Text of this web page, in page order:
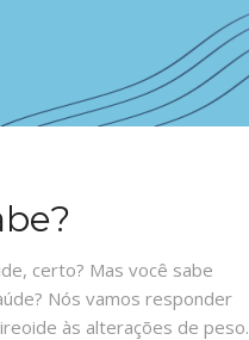
certo? Mas você sabe
Nós vamos responder
às alterações de peso.